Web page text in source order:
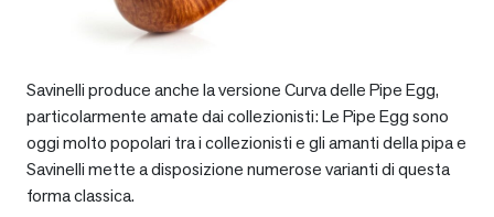
Savinelli produce anche la versione Curva delle Pipe Egg,
particolarmente amate dai collezionisti: Le Pipe Egg sono
oggi molto popolari tra i collezionisti e gli amanti della pipa e
Savinelli mette a disposizione numerose varianti di questa
forma classica.